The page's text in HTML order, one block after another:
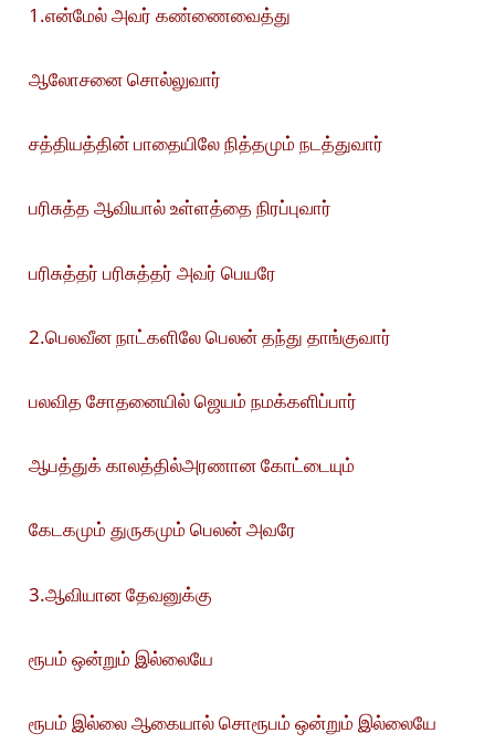
1.என்மேல் அவர் கண்ணைவைத்து
ஆலோசனை சொல்லுவார்
சத்தியத்தின் பாதையிலே நித்தமும் நடத்துவார்
பரிசுத்த ஆவியால் உள்ளத்தை நிரப்புவார்
பரிசுத்தர் பரிசுத்தர் அவர் பெயரே
2.பெலவீன நாட்களிலே பெலன் தந்து தாங்குவார்
பலவித சோதனையில் ஜெயம் நமக்களிப்பார்
ஆபத்துக் காலத்தில்அரணான கோட்டையும்
கேடகமும் துருகமும் பெலன் அவரே
3.ஆவியான தேவனுக்கு
ரூபம் ஒன்றும் இல்லையே
ரூபம் இல்லை ஆகையால் சொரூபம் ஒன்றும் இல்லையே